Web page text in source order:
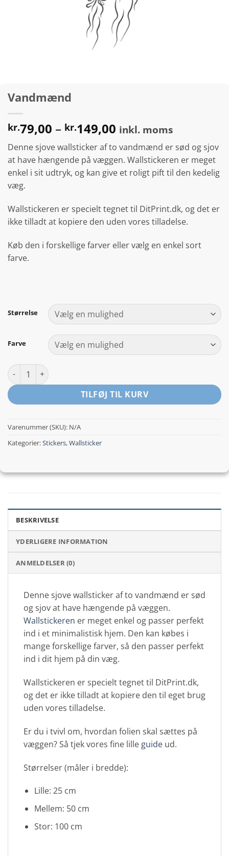
Vandmænd
kr.79,00 – kr.149,00 Prisinterval:
kr.79,00
til
kr.149,00
inkl. moms
Denne sjove wallsticker af to vandmænd er sød og sjov
at have hængende på væggen. Wallstickeren er meget
enkel i sit udtryk, og kan give et roligt pift til den kedelig
væg.
Wallstickeren er specielt tegnet til DitPrint.dk, og det er
ikke tilladt at kopiere den uden vores tilladelse.
Køb den i forskellige farver eller vælg en enkel sort
farve.
Størrelse
Farve
Vandmænd antal
TILFØJ TIL KURV
Varenummer (SKU): N/A
Kategorier:Stickers,Wallsticker
BESKRIVELSE
YDERLIGERE INFORMATION
ANMELDELSER (0)
Denne sjove wallsticker af to vandmænd er sød
og sjov at have hængende på væggen.
Wallstickeren er meget enkel og passer perfekt
ind i et minimalistisk hjem. Den kan købes i
mange forskellige farver, så den passer perfekt
ind i dit hjem på din væg.
Wallstickeren er specielt tegnet til DitPrint.dk,
og det er ikke tilladt at kopiere den til eget brug
uden vores tilladelse.
Er du i tvivl om, hvordan folien skal sættes på
væggen? Så tjek vores fine lille guide ud.
Størrelser (måler i bredde):
Lille: 25 cm
Mellem: 50 cm
Stor: 100 cm